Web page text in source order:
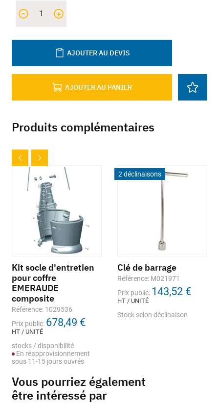
+
-
AJOUTER AU PANIER
AJOUTER AU DEVIS
Produits complémentaires
Kit socle d'entretien
pour coffre
EMERAUDE
composite
Référence: 1029536
Prix public: 678,49 €
HT / UNITÉ
stocks / disponibilité
En réapprovisionnement
sous 11-15 jours ouvrés
2 déclinaisons
Clé de barrage
Référence: M021971
Prix public: 143,52 €
HT / UNITÉ
Stock selon déclinaison
Vous pourriez également
être intéressé par